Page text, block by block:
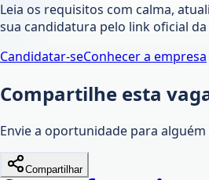
Leia os requisitos com calma,
sua candidatura pelo link oficial
Candidatar-seConhecer a empresa
Compartilhe esta
Envie a oportunidade para
Compartilhar